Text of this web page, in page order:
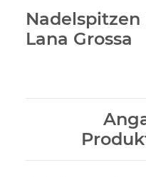
Nadelspitzen
Lana Grossa